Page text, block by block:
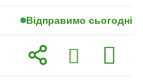
Відправимо сьогодні